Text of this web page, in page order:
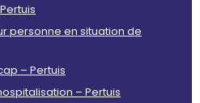
personne en situation de
– Pertuis
– Pertuis